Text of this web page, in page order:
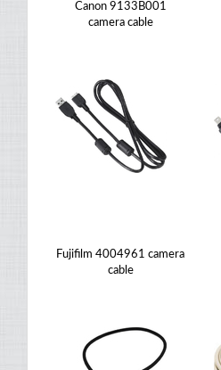
Canon 9133B001
camera cable
Fujifilm 4004961 camera
cable